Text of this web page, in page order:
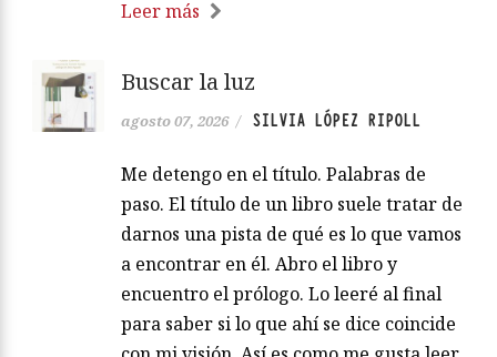
Leer más
Buscar la luz
agosto 07, 2026 / SILVIA LÓPEZ RIPOLL
Me detengo en el título. Palabras de
paso. El título de un libro suele tratar de
darnos una pista de qué es lo que vamos
a encontrar en él. Abro el libro y
encuentro el prólogo. Lo leeré al final
para saber si lo que ahí se dice coincide